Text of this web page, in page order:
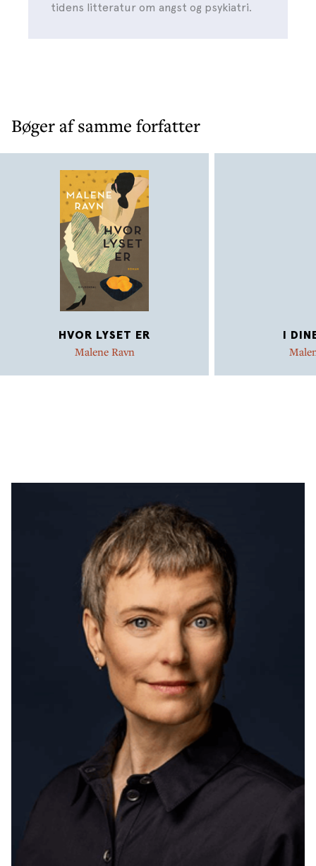
tidens litteratur om angst og psykiatri.
Bøger af samme forfatter
HVOR LYSET ER
Malene Ravn
I